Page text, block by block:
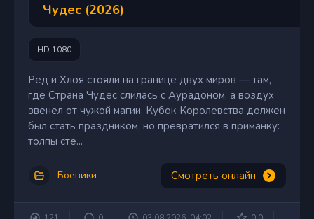
Чудес (2026)
HD 1080
Ред и Хлоя стояли на границе двух миров — там,
где Страна Чудес слилась с Аурадоном, а воздух
звенел от чужой магии. Кубок Королевства должен
был стать праздником, но превратился в приманку:
толпы сте...
Боевики Смотреть онлайн